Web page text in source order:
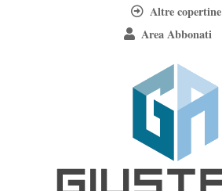
Altre copertine
Area Abbonati